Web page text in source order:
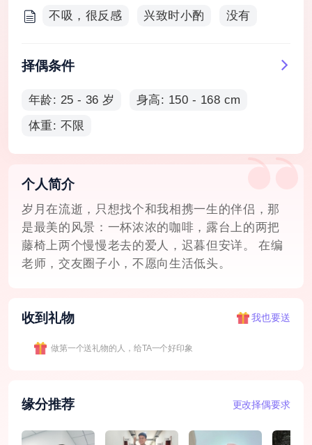
不吸，很反感 兴致时小酌 没有
择偶条件
年龄: 25 - 36 岁
身高: 150 - 168 cm
体重: 不限
个人简介
岁月在流逝，只想找个和我相携一生的伴侣，那
是最美的风景：一杯浓浓的咖啡，露台上的两把
藤椅上两个慢慢老去的爱人，迟暮但安详。 在编
老师，交友圈子小，不愿向生活低头。
收到礼物 我也要送
做第一个送礼物的人，给TA一个好印象
缘分推荐 更改择偶要求